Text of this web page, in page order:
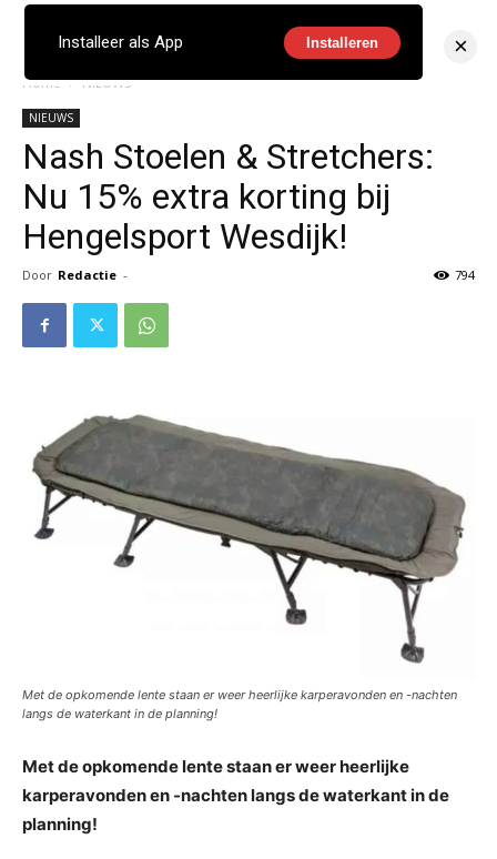
Home NIEUWS
NIEUWS
Nash Stoelen & Stretchers:
Nu 15% extra korting bij
Hengelsport Wesdijk!
Door Redactie - 794
Met de opkomende lente staan er weer heerlijke karperavonden en -nachten
langs de waterkant in de planning!
Met de opkomende lente staan er weer heerlijke
karperavonden en -nachten langs de waterkant in de
planning!
Installeer als App Installeren ×